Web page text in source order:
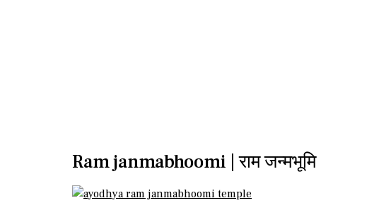
Ram janmabhoomi | राम जन्मभूमि